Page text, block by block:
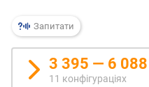
Запитати
3 395 — 6 088
11 конфігураціях